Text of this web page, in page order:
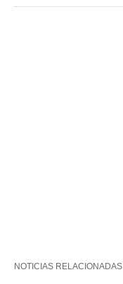
NOTICIAS RELACIONADAS